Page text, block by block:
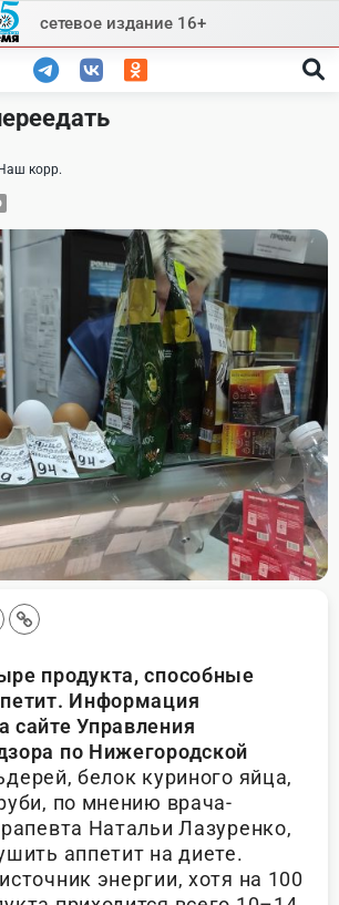
сетевое издание 16+
Наш корр.
продукта, способные
Информация
сайте Управления
по Нижегородской
белок куриного яйца,
по мнению врача-
Натальи Лазуренко,
аппетит на диете.
энергии, хотя на 100